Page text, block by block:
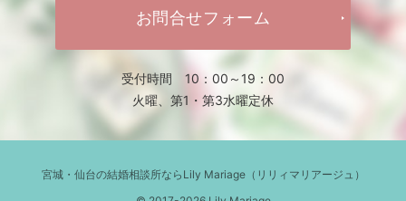
お問合せフォーム
受付時間 10：00～19：00
火曜、第1・第3水曜定休
宮城・仙台の結婚相談所ならLily Mariage（リリィマリアージュ）